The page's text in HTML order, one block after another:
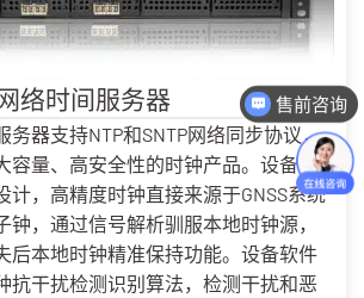
络时间服务器
务器支持NTP和SNTP网络同步协议，
容量、高安全性的时钟产品。设备硬
计，高精度时钟直接来源于GNSS系统
钟，通过信号解析驯服本地时钟源，
后本地时钟精准保持功能。设备软件
抗干扰检测识别算法，检测干扰和恶
售后技术咨询